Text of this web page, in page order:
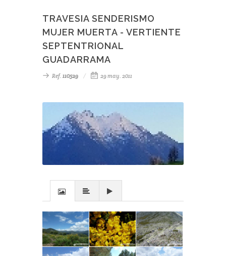
TRAVESIA SENDERISMO
MUJER MUERTA - VERTIENTE
SEPTENTRIONAL
GUADARRAMA
Ref. 110529 29 may. 2011